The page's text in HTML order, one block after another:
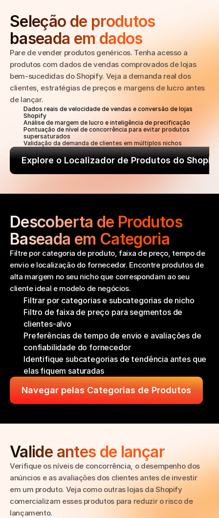
Seleção de produtos
baseada em dados
Pare de vender produtos genéricos. Tenha acesso a
produtos com dados de vendas comprovados de lojas
bem-sucedidas do Shopify. Veja a demanda real dos
clientes, estratégias de preços e margens de lucro antes
de lançar.
Dados reais de velocidade de vendas e conversão de lojas
Shopify
Análise de margem de lucro e inteligência de precificação
Pontuação de nível de concorrência para evitar produtos
supersaturados
Validação da demanda de clientes em múltiplos nichos
Explore o Localizador de Produtos do
Descoberta de Produtos
Baseada em Categoria
Filtre por categoria de produto, faixa de preço, tempo de
envio e localização do fornecedor. Encontre produtos de
alta margem no seu nicho que correspondam ao seu
cliente ideal e modelo de negócios.
Filtrar por categorias e subcategorias de nicho
Filtro de faixa de preço para segmentos de
clientes-alvo
Preferências de tempo de envio e avaliações de
confiabilidade do fornecedor
Identifique subcategorias de tendência antes que
elas fiquem saturadas
Navegar pelas Categorias de Produtos
Valide antes de lançar
Verifique os níveis de concorrência, o desempenho dos
anúncios e as avaliações dos clientes antes de investir
em um produto. Veja como outras lojas da Shopify
comercializam esses produtos para reduzir o risco de
lançamento.